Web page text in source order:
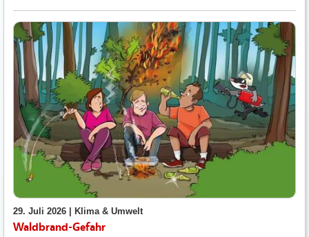
29. Juli 2026 | Klima & Umwelt
Waldbrand-Gefahr